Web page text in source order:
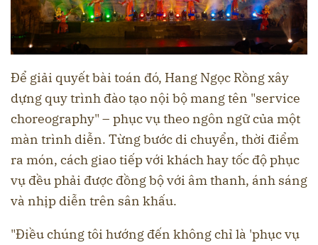
Để giải quyết bài toán đó, Hang Ngọc Rồng xây
dựng quy trình đào tạo nội bộ mang tên "service
choreography" – phục vụ theo ngôn ngữ của một
màn trình diễn. Từng bước di chuyển, thời điểm
ra món, cách giao tiếp với khách hay tốc độ phục
vụ đều phải được đồng bộ với âm thanh, ánh sáng
và nhịp diễn trên sân khấu.
"Điều chúng tôi hướng đến không chỉ là 'phục vụ